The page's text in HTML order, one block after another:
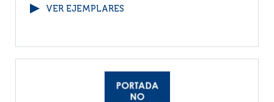
VER EJEMPLARES